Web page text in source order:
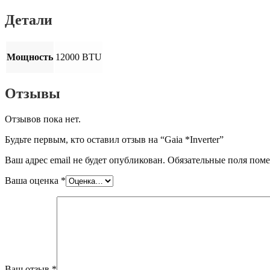
Детали
Мощность 12000 BTU
Отзывы
Отзывов пока нет.
Будьте первым, кто оставил отзыв на “Gaia *Inverter”
Ваш адрес email не будет опубликован. Обязательные поля
Ваша оценка *